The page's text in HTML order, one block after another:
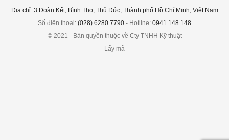
Địa chỉ: 3 Đoàn Kết, Bình Thọ, Thủ Đức, Thành phố Hồ Chí Minh, Việt Nam
Số điện thoại: (028) 6280 7790 - Hotline: 0941 148 148
© 2021 - Bản quyền thuộc về Cty TNHH Kỹ thuật
Lấy mã